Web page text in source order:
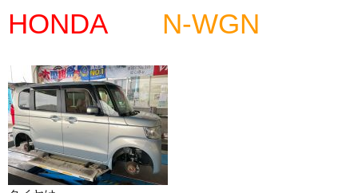
HONDA N-WGN